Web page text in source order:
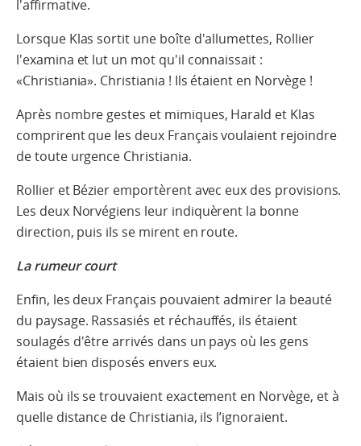
l'affirmative.
Lorsque Klas sortit une boîte d'allumettes, Rollier
l'examina et lut un mot qu'il connaissait :
«Christiania». Christiania ! Ils étaient en Norvège !
Après nombre gestes et mimiques, Harald et Klas
comprirent que les deux Français voulaient rejoindre
de toute urgence Christiania.
Rollier et Bézier emportèrent avec eux des provisions.
Les deux Norvégiens leur indiquèrent la bonne
direction, puis ils se mirent en route.
La rumeur court
Enfin, les deux Français pouvaient admirer la beauté
du paysage. Rassasiés et réchauffés, ils étaient
soulagés d'être arrivés dans un pays où les gens
étaient bien disposés envers eux.
Mais où ils se trouvaient exactement en Norvège, et à
quelle distance de Christiania, ils l’ignoraient.